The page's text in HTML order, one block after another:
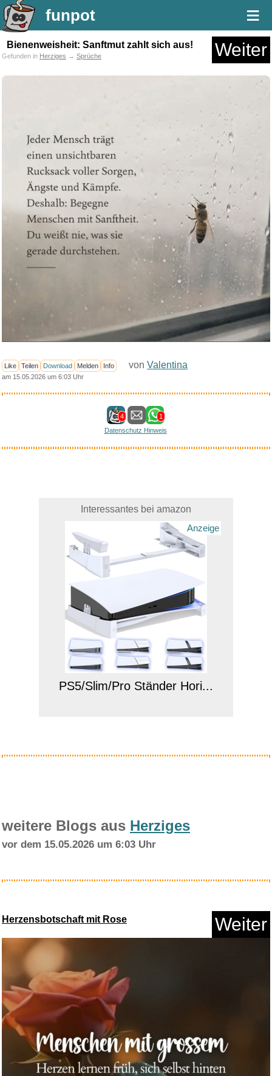
funpot ≡
Bienenweisheit: Sanftmut zahlt sich aus! Weiter
Gefunden in Herziges → Sprüche
Like Teilen Download Melden Info von Valentina
am 15.05.2026 um 6:03 Uhr
4
1
Datenschutz Hinweis
Interessantes bei amazon
Anzeige
PS5/Slim/Pro Ständer Hori...
weitere Blogs aus Herziges
vor dem 15.05.2026 um 6:03 Uhr
Herzensbotschaft mit Rose Weiter